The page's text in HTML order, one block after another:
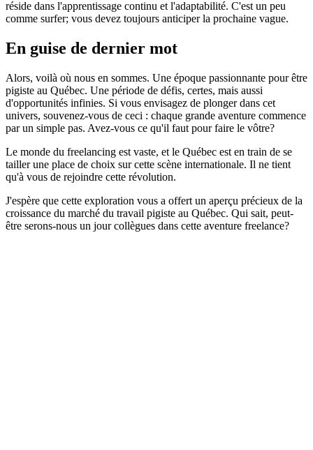
réside dans l'apprentissage continu et l'adaptabilité. C'est un peu
comme surfer; vous devez toujours anticiper la prochaine vague.
En guise de dernier mot
Alors, voilà où nous en sommes. Une époque passionnante pour être
pigiste au Québec. Une période de défis, certes, mais aussi
d'opportunités infinies. Si vous envisagez de plonger dans cet
univers, souvenez-vous de ceci : chaque grande aventure commence
par un simple pas. Avez-vous ce qu'il faut pour faire le vôtre?
Le monde du freelancing est vaste, et le Québec est en train de se
tailler une place de choix sur cette scène internationale. Il ne tient
qu'à vous de rejoindre cette révolution.
J'espère que cette exploration vous a offert un aperçu précieux de la
croissance du marché du travail pigiste au Québec. Qui sait, peut-
être serons-nous un jour collègues dans cette aventure freelance?